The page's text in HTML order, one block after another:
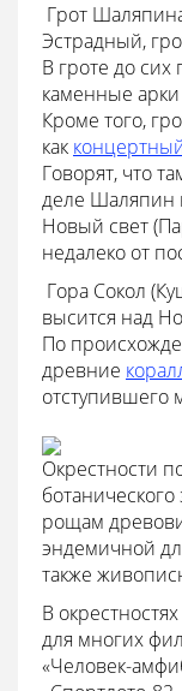
 Грот
Эстрадный,
В гроте до
каменные
Кроме того,
как
Говорят, что
деле Шаляпин
Новый свет
недалеко от
 Гора Сокол
высится над
По
древние
отступившего
Окрестности
рощам
эндемичной
также
В
для многих
«Человек-